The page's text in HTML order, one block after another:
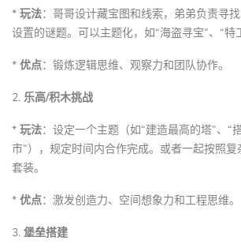
* 玩法：哥哥设计藏宝图和线索，弟弟负责寻
设置的谜题。可以主题化，如“海盗寻宝”、“特
* 优点：锻炼逻辑思维、观察力和团队协作。
2. 乐高/积木挑战
* 玩法：设定一个主题（如“建造最高的塔”、“
市”），规定时间内合作完成。或者一起按照
套装。
* 优点：激发创造力、空间想象力和工程思维。
3. 堡垒搭建